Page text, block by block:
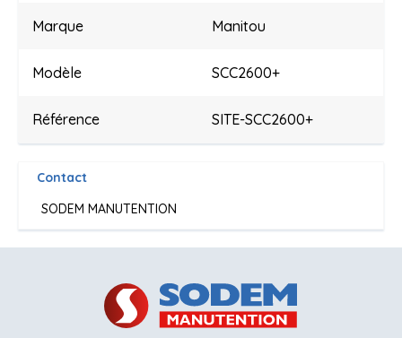
Marque Manitou
Modèle SCC2600+
Référence SITE-SCC2600+
Contact
SODEM MANUTENTION